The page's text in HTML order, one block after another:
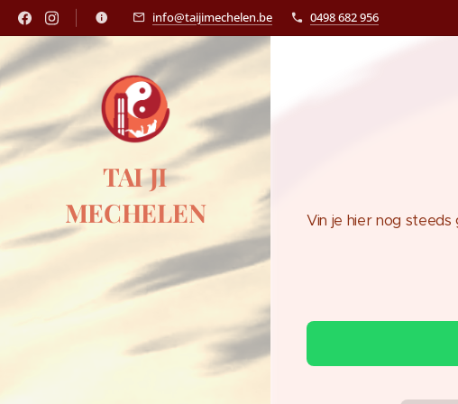
info@taijimechelen.be 0498 682 956
TAI JI
MECHELEN
Vin je hier nog